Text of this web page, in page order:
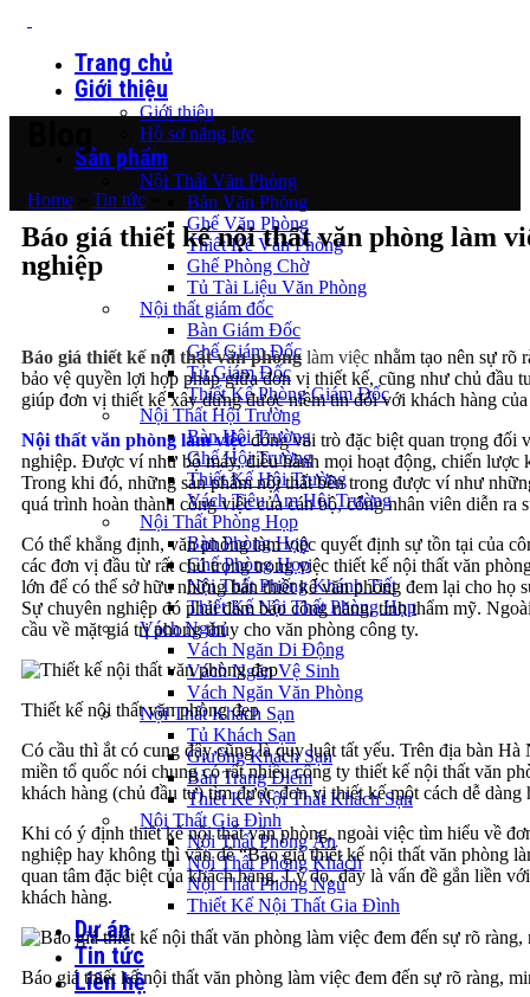
Trang chủ
Giới thiệu
Giới thiệu
Hồ sơ năng lực
Sản phẩm
Nội Thất Văn Phòng
Bàn Văn Phòng
Ghế Văn Phòng
Thiết Kế Văn Phòng
Ghế Phòng Chờ
Tủ Tài Liệu Văn Phòng
Nội thất giám đốc
Bàn Giám Đốc
Ghế Giám Đốc
Tủ Giám Đốc
Thiết Kế Phòng Giám Đốc
Nội Thất Hội Trường
Bàn Hội Trường
Ghế Hội Trường
Thiết Kế Hội Trường
Vách Tiêu Âm Hội Trường
Nội Thất Phòng Họp
Bàn Phòng Họp
Ghế Phòng Họp
Nội Thất Phòng Khánh Tiết
Thiết Kế Nội Thất Phòng Họp
Vách Ngăn
Vách Ngăn Di Động
Vách Ngăn Vệ Sinh
Vách Ngăn Văn Phòng
Nội Thất Khách Sạn
Tủ Khách Sạn
Giường Khách Sạn
Bàn Trang Điểm
Thiết Kế Nội Thất Khách Sạn
Nội Thất Gia Đình
Nội Thất Phòng Ăn
Nội Thất Phòng Khách
Nội Thất Phòng Ngủ
Thiết Kế Nội Thất Gia Đình
Dự án
Tin tức
Liên hệ
Blog
Home Tin tức
Báo giá thiết kế nội thất văn phòng làm
nghiệp
Báo giá thiết kế nội thất văn phòng làm việc nhằm tạo nên sự rõ
bảo vệ quyền lợi hợp pháp giữa đơn vị thiết kế, cũng như chủ đầu
giúp đơn vị thiết kế xây dựng được niềm tin đối với khách hàng
Nội thất văn phòng làm việcđóng vai trò đặc biệt quan trọng đối
nghiệp. Được ví như bộ máy, điều hành mọi hoạt động, chiến lược
Trong khi đó, những sản phẩm nội thất bên trong được ví như
quá trình hoàn thành công việc của cán bộ, công nhân viên diễn ra
Có thể khẳng định, văn phòng làm việc quyết định sự tồn tại của
các đơn vị đầu từ rất chú trọng trong việc thiết kế nội thất văn
lớn để có thể sở hữu những bản thiết kế văn phòng đem lại cho họ
Sự chuyên nghiệp đó phải đảm bảo công năng, tính thẩm mỹ.
cầu về mặt giá trị phong thủy cho văn phòng công ty.
Thiết kế nội thất văn phòng đẹp
Có cầu thì ắt có cung đây cũng là quy luật tất yếu. Trên địa bàn
miền tổ quốc nói chung có rất nhiều công ty thiết kế nội thất văn
khách hàng (chủ đầu tư) tìm được đơn vị thiết kế một cách dễ dàng
Khi có ý định thiết kế nội thất văn phòng, ngoài việc tìm hiểu về
nghiệp hay không thì vấn đề “Báo giá thiết kế nội thất văn phòng
quan tâm đặc biệt của khách hàng. Lý do, đây là vấn đề gắn liền
khách hàng.
Báo giá thiết kế nội thất văn phòng làm việc đem đến sự rõ ràng,